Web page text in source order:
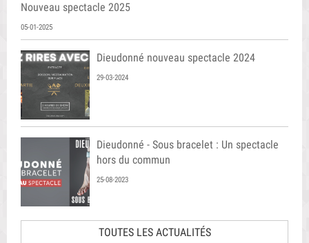
Nouveau spectacle 2025
05-01-2025
Dieudonné nouveau spectacle 2024
29-03-2024
Dieudonné - Sous bracelet : Un spectacle
hors du commun
25-08-2023
TOUTES LES ACTUALITÉS